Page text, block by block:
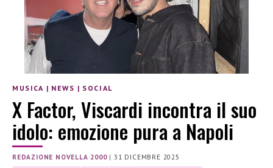
MUSICA | NEWS | SOCIAL
X Factor, Viscardi incontra il suo
idolo: emozione pura a Napoli
REDAZIONE NOVELLA 2000|31 DICEMBRE 2025